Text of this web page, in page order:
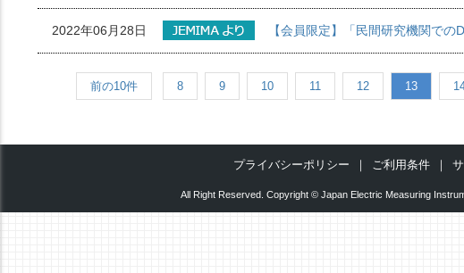
2022年06月28日 【会員限定】「民間研究機関で
前の10件 8 9 10 11 12 13
プライバシーポリシー ご利用条件
All Right Reserved. Copyright © Japan Electric Measuring